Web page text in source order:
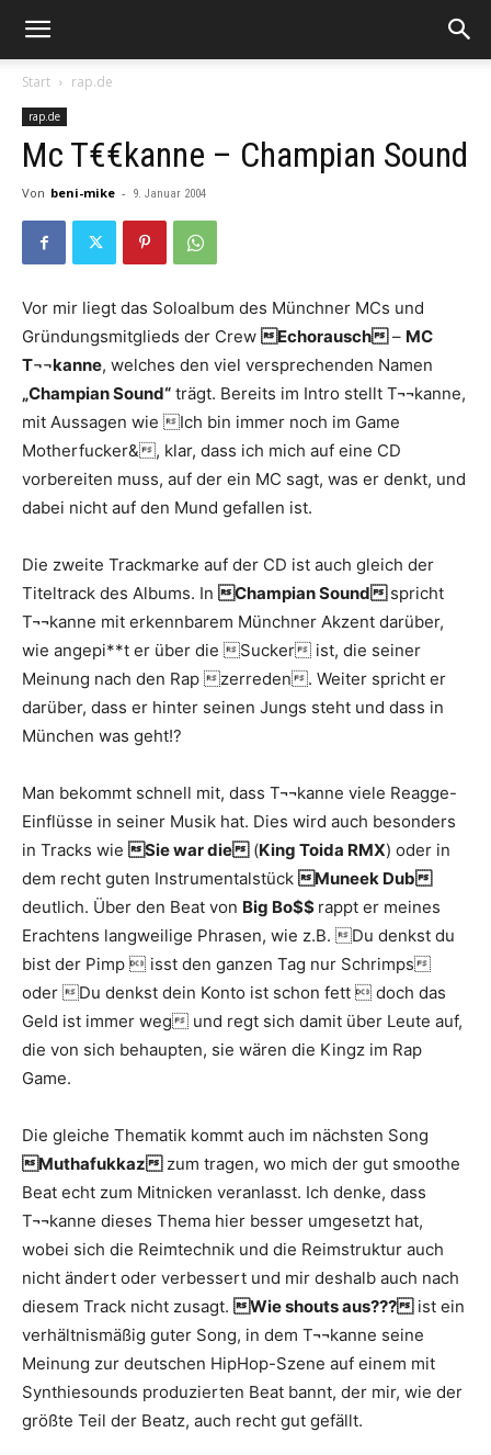
Start rap.de
rap.de
Mc T€€kanne – Champian Sound
Von beni-mike - 9. Januar 2004
Vor mir liegt das Soloalbum des Münchner MCs und
Gründungsmitglieds der Crew Echorausch – MC
T¬¬kanne, welches den viel versprechenden Namen
„Champian Sound“ trägt. Bereits im Intro stellt T¬¬kanne,
mit Aussagen wie Ich bin immer noch im Game
Motherfucker&, klar, dass ich mich auf eine CD
vorbereiten muss, auf der ein MC sagt, was er denkt, und
dabei nicht auf den Mund gefallen ist.
Die zweite Trackmarke auf der CD ist auch gleich der
Titeltrack des Albums. In Champian Sound spricht
T¬¬kanne mit erkennbarem Münchner Akzent darüber,
wie angepi**t er über die Sucker ist, die seiner
Meinung nach den Rap zerreden. Weiter spricht er
darüber, dass er hinter seinen Jungs steht und dass in
München was geht!?
Man bekommt schnell mit, dass T¬¬kanne viele Reagge-
Einflüsse in seiner Musik hat. Dies wird auch besonders
in Tracks wie Sie war die (King Toida RMX) oder in
dem recht guten Instrumentalstück Muneek Dub
deutlich. Über den Beat von Big Bo$$ rappt er meines
Erachtens langweilige Phrasen, wie z.B. Du denkst du
bist der Pimp  isst den ganzen Tag nur Schrimps
oder Du denkst dein Konto ist schon fett  doch das
Geld ist immer weg und regt sich damit über Leute auf,
die von sich behaupten, sie wären die Kingz im Rap
Game.
Die gleiche Thematik kommt auch im nächsten Song
Muthafukkaz zum tragen, wo mich der gut smoothe
Beat echt zum Mitnicken veranlasst. Ich denke, dass
T¬¬kanne dieses Thema hier besser umgesetzt hat,
wobei sich die Reimtechnik und die Reimstruktur auch
nicht ändert oder verbessert und mir deshalb auch nach
diesem Track nicht zusagt. Wie shouts aus??? ist ein
verhältnismäßig guter Song, in dem T¬¬kanne seine
Meinung zur deutschen HipHop-Szene auf einem mit
Synthiesounds produzierten Beat bannt, der mir, wie der
größte Teil der Beatz, auch recht gut gefällt.